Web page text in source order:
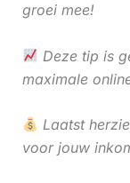
groei mee!
Deze tip is
maximale
Laatst
voor jouw